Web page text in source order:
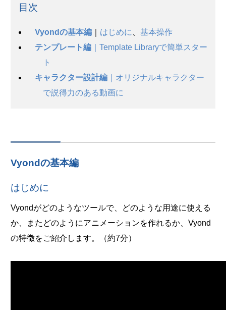
目次
Vyondの基本編｜ はじめに
基本操作
テンプレート編｜Template Libraryで簡単スター
ト
キャラクター設計編｜オリジナルキャラクター
で説得力のある動画に
Vyondの基本編
はじめに
Vyondがどのようなツールで、どのような用途に使える
か、またどのようにアニメーションを作れるか、Vyond
の特徴をご紹介します。（約7分）